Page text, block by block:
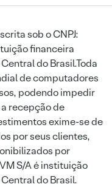
sob o CNPJ:
financeira
do Brasil.Toda
de computadores
podendo impedir
recepção de
exime-se de
por seus clientes,
por
S/A é instituição
do Brasil.